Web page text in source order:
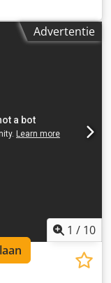
Verdere informatie
Technische staat:
Advertentie
1 / 10